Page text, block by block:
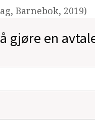
Barnebok, 2019)
gjøre en